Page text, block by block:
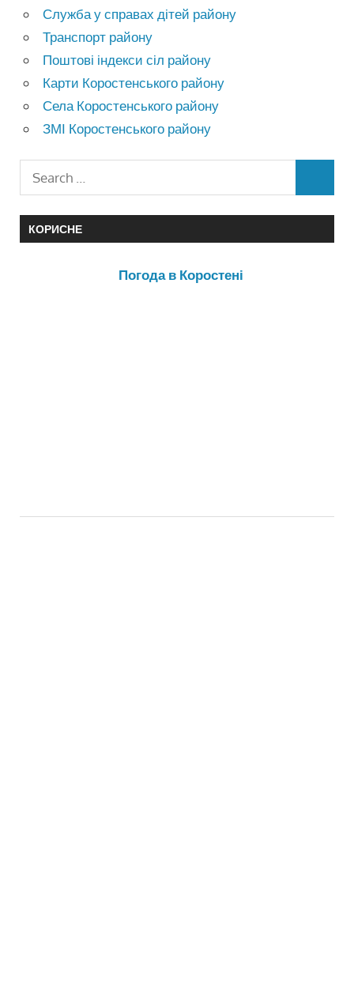
Служба у справах дітей району
Транспорт району
Поштові індекси сіл району
Карти Коростенського району
Села Коростенського району
ЗМІ Коростенського району
КОРИСНЕ
Погода в Коростені